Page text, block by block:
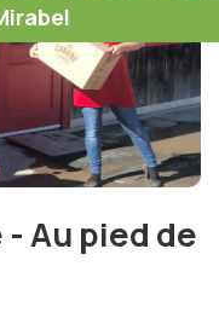
Au pied de